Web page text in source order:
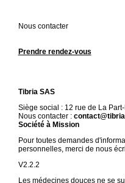
Nous contacter
Prendre rendez-vous
Tibria SAS
Siège social : 12 rue de La
Nous contacter :
Société à Mission
Pour toutes demandes
personnelles, merci de nous
V2.2.2
Les médecines douces ne se